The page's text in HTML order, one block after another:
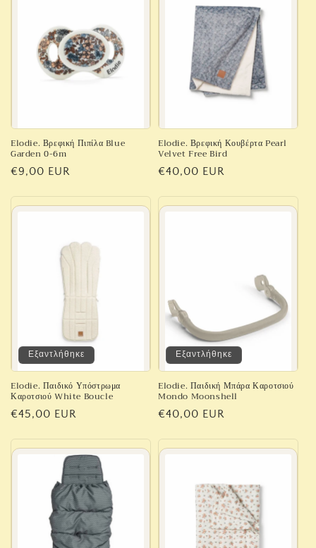
Elodie. Βρεφική Πιπίλα Blue
Garden 0-6m
Κανονική
€9,00 EUR
Elodie. Βρεφική Κουβέρτα Pearl
Velvet Free Bird
Κανονική
€40,00 EUR
Εξαντλήθηκε
Elodie. Παιδικό Υπόστρωμα
Καροτσιού White Boucle
Κανονική
€45,00 EUR
Εξαντλήθηκε
Elodie. Παιδική Μπάρα Καροτσιού
Mondo Moonshell
Κανονική
€40,00 EUR